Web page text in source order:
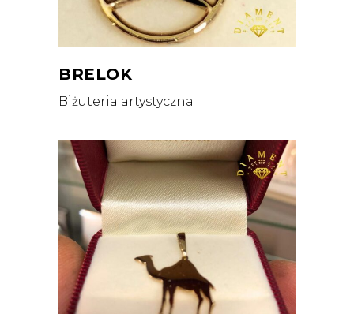
BRELOK
Biżuteria artystyczna